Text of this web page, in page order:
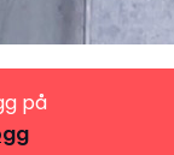
på